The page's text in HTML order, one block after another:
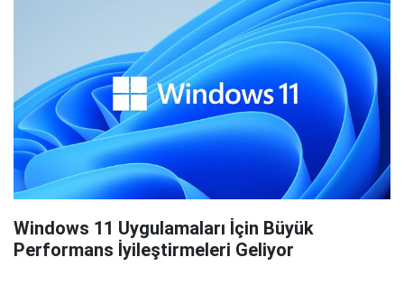
Windows 11 Uygulamaları İçin Büyük
Performans İyileştirmeleri Geliyor